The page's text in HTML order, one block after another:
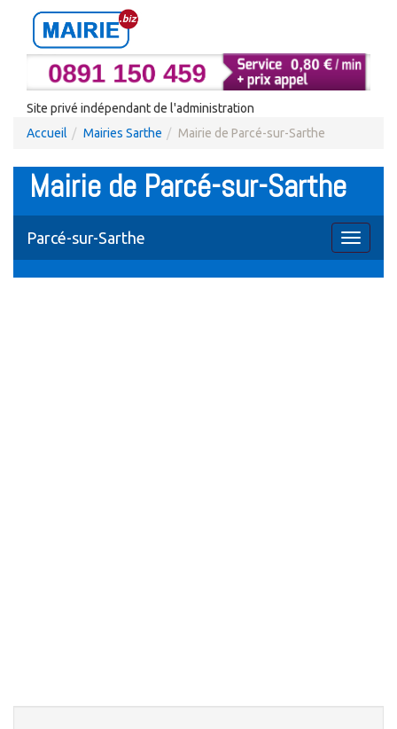
Site privé indépendant de l'administration
Accueil
Mairies Sarthe Mairie de Parcé-sur-Sarthe
Mairie de Parcé-sur-Sarthe
Toggle
Parcé-sur-Sarthe